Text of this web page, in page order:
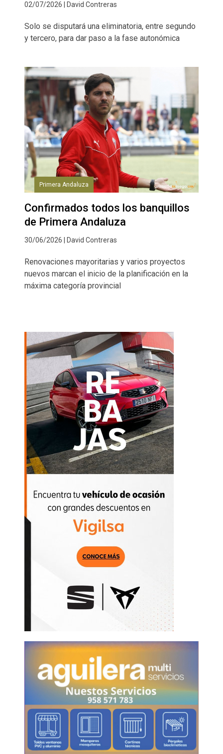
02/07/2026 | David Contreras
Solo se disputará una eliminatoria, entre segundo
y tercero, para dar paso a la fase autonómica
Primera Andaluza
Confirmados todos los banquillos
de Primera Andaluza
30/06/2026 | David Contreras
Renovaciones mayoritarias y varios proyectos
nuevos marcan el inicio de la planificación en la
máxima categoría provincial